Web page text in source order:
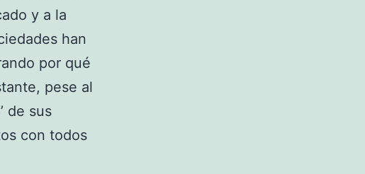
y a la
han
por qué
pese al
de sus
con todos